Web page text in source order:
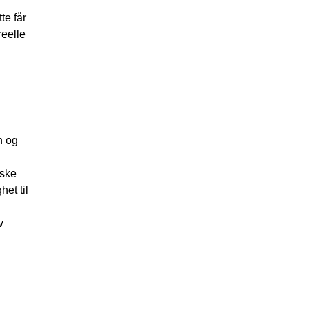
får
og
til